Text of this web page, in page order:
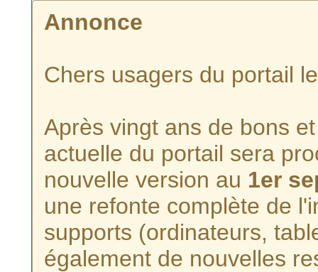
Annonce
Chers usagers du portail
Après vingt ans de bons
actuelle du portail sera
nouvelle version au 1er
une refonte complète de
supports (ordinateurs,
également de nouvelles